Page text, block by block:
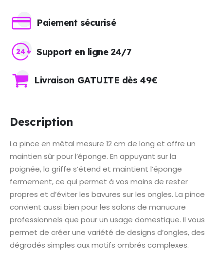
Paiement sécurisé
Support en ligne 24/7
Livraison GATUITE dès 49€
Description
La pince en métal mesure 12 cm de long et offre un
maintien sûr pour l’éponge. En appuyant sur la
poignée, la griffe s’étend et maintient l’éponge
fermement, ce qui permet à vos mains de rester
propres et d’éviter les bavures sur les ongles. La pince
convient aussi bien pour les salons de manucure
professionnels que pour un usage domestique. Il vous
permet de créer une variété de designs d’ongles, des
dégradés simples aux motifs ombrés complexes.